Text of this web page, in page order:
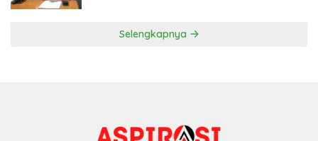
Selengkapnya